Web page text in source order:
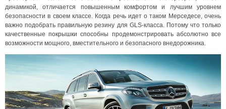
динамикой, отличается повышенным комфортом и лучшим уровнем
безопасности в своем классе. Когда речь идет о таком Мерседесе, очень
важно подобрать правильную резину для GLS-класса. Потому что только
качественные покрышки способны продемонстрировать абсолютно все
возможности мощного, вместительного и безопасного внедорожника.